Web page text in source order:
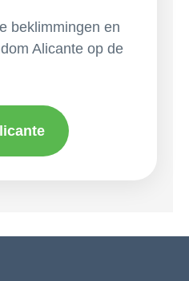
beklimmingen en
Alicante op de